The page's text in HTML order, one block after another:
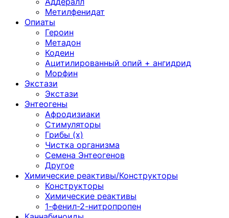
Метилфенидат
Опиаты
Героин
Метадон
Кодеин
Ацитилированный опий + ангидрид
Морфин
Экстази
Экстази
Энтеогены
Афродизиаки
Стимуляторы
Грибы (х)
Чистка организма
Семена Энтеогенов
Другое
Химические реактивы/Конструкторы
Конструкторы
Химические реактивы
1-фенил-2-нитропропен